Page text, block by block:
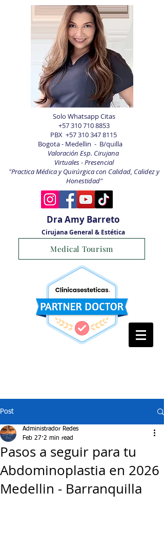
Solo Whatsapp Citas
+57 310 710 8853
PBX +57 310 347 8115
Bogota - Medellin - B/quilla
Valoración Esp. Cirujana
Virtuales - Presencial
"Practica Médica y Quirúrgica con Calidad, Calidez y
Honestidad"
Dra Amy Barreto
Cirujana General & Estética
Medical Tourism
Post
Pasos a seguir para tu
Abdominoplastia en 2026
Medellin - Barranquilla
Administrador Redes
Feb 27 2 min read